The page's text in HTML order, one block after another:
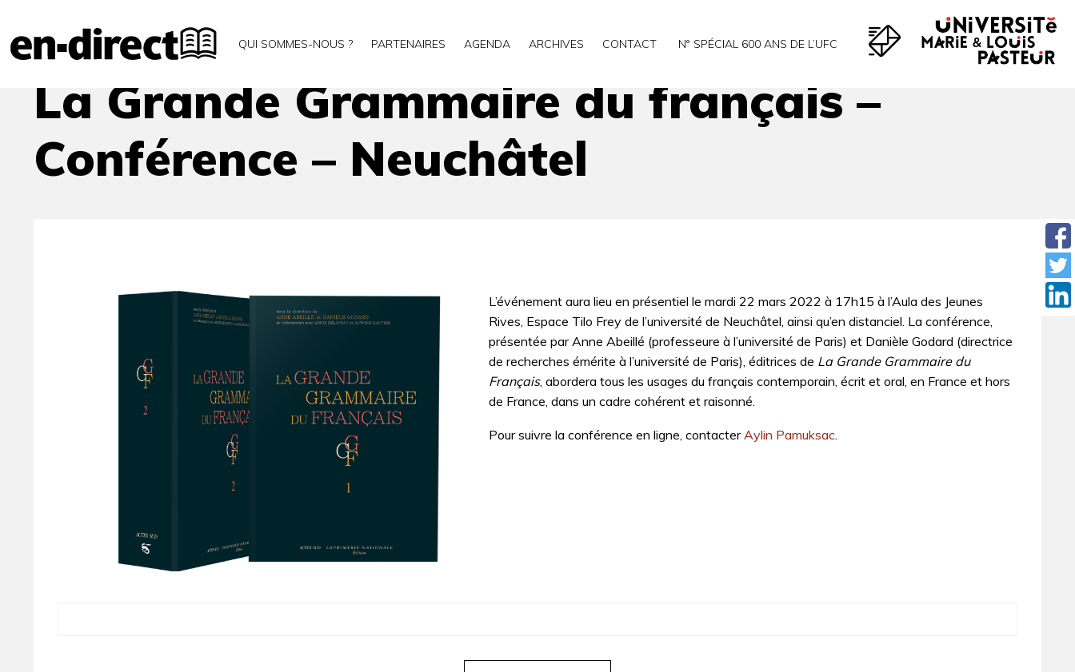
QUI SOMMES-NOUS ? PARTENAIRES AGENDA ARCHIVES CONTACT N° SPÉCIAL 600 ANS DE L’UFC
Agenda La Grande Grammaire du français – Conférence – Neuchâtel
La Grande Grammaire du français –
Conférence – Neuchâtel
L’événement aura lieu en présentiel le mardi 22 mars 2022 à 17h15 à l’Aula des Jeunes
Rives, Espace Tilo Frey de l’université de Neuchâtel, ainsi qu’en distanciel. La conférence,
présentée par Anne Abeillé (professeure à l’université de Paris) et Danièle Godard (directrice
de recherches émérite à l’université de Paris), éditrices de La Grande Grammaire du
Français, abordera tous les usages du français contemporain, écrit et oral, en France et hors
de France, dans un cadre cohérent et raisonné.
Pour suivre la conférence en ligne, contacterAylin Pamuksac.